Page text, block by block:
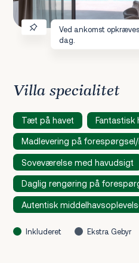
Ved ankomst
dag.
Villa specialitet
Tæt på havet Fantastisk
Madlevering på
Soveværelse med havudsigt
Daglig rengøring på
Autentisk
Inkluderet Ekstra Gebyr